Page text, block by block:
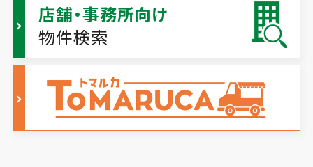
店舗・事務所向け
物件検索